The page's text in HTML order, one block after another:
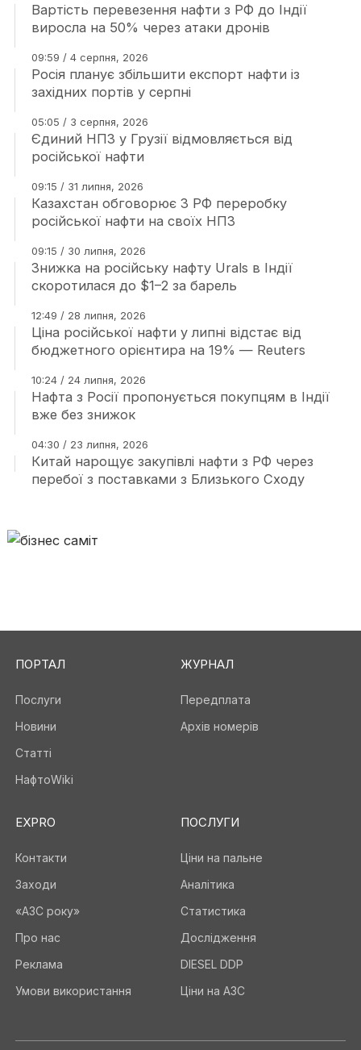
Вартість перевезення нафти з РФ до Індії
виросла на 50% через атаки дронів
09:59 / 4 серпня, 2026
Росія планує збільшити експорт нафти із
західних портів у серпні
05:05 / 3 серпня, 2026
Єдиний НПЗ у Грузії відмовляється від
російської нафти
09:15 / 31 липня, 2026
Казахстан обговорює З РФ переробку
російської нафти на своїх НПЗ
09:15 / 30 липня, 2026
Знижка на російську нафту Urals в Індії
скоротилася до $1–2 за барель
12:49 / 28 липня, 2026
Ціна російської нафти у липні відстає від
бюджетного орієнтира на 19% — Reuters
10:24 / 24 липня, 2026
Нафта з Росії пропонується покупцям в Індії
вже без знижок
04:30 / 23 липня, 2026
Китай нарощує закупівлі нафти з РФ через
перебої з поставками з Близького Сходу
ПОРТАЛ
Послуги
Новини
Статті
НафтоWiki
ЖУРНАЛ
Передплата
Архів номерів
EXPRO
Контакти
Заходи
«АЗС року»
Про нас
Реклама
Умови використання
ПОСЛУГИ
Ціни на пальне
Аналітика
Статистика
Дослідження
DIESEL DDP
Ціни на АЗС